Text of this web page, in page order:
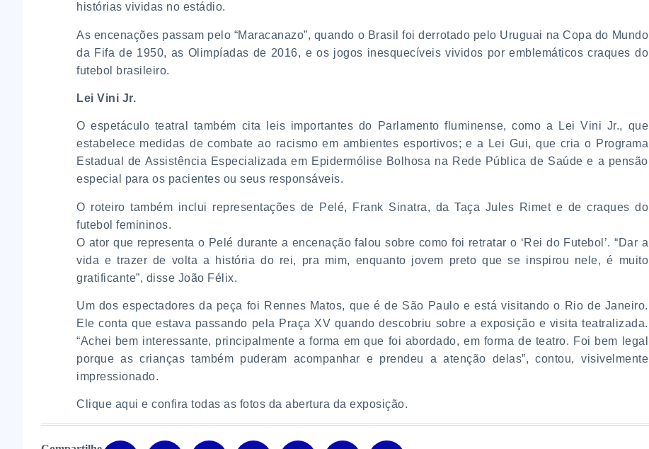
histórias vividas no estádio.
As encenações passam pelo “Maracanazo”, quando o Brasil foi derrotado pelo Uruguai na Copa do Mundo
da Fifa de 1950, as Olimpíadas de 2016, e os jogos inesquecíveis vividos por emblemáticos craques do
futebol brasileiro.
Lei Vini Jr.
O espetáculo teatral também cita leis importantes do Parlamento fluminense, como a Lei Vini Jr., que
estabelece medidas de combate ao racismo em ambientes esportivos; e a Lei Gui, que cria o Programa
Estadual de Assistência Especializada em Epidermólise Bolhosa na Rede Pública de Saúde e a pensão
especial para os pacientes ou seus responsáveis.
O roteiro também inclui representações de Pelé, Frank Sinatra, da Taça Jules Rimet e de craques do
futebol femininos.
O ator que representa o Pelé durante a encenação falou sobre como foi retratar o ‘Rei do Futebol’. “Dar a
vida e trazer de volta a história do rei, pra mim, enquanto jovem preto que se inspirou nele, é muito
gratificante”, disse João Félix.
Um dos espectadores da peça foi Rennes Matos, que é de São Paulo e está visitando o Rio de Janeiro.
Ele conta que estava passando pela Praça XV quando descobriu sobre a exposição e visita teatralizada.
“Achei bem interessante, principalmente a forma em que foi abordado, em forma de teatro. Foi bem legal
porque as crianças também puderam acompanhar e prendeu a atenção delas”, contou, visivelmente
impressionado.
Clique aqui e confira todas as fotos da abertura da exposição.